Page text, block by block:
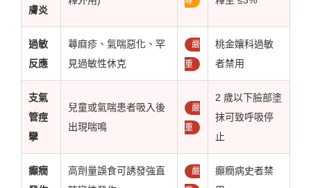
膚炎
過敏
反應
蕁麻疹、氣喘惡化、罕
見過敏性休克
嚴
重
桃金孃科過敏
者禁用
支氣
管痙
攣
兒童或氣喘患者吸入後
出現喘鳴
嚴
重
2 歲以下臉部塗
抹可致呼吸停
止
癲癇
高劑量誤食可誘發強直
嚴
癲癇病史者禁